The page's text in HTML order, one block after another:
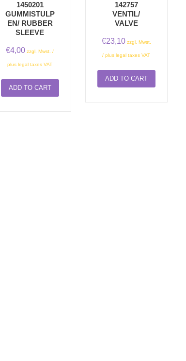
1450201
GUMMISTULP
EN/ RUBBER
SLEEVE
€4,00 zzgl. Mwst. /
plus legal taxes VAT
ADD TO CART
142757
VENTIL/
VALVE
€23,10 zzgl. Mwst.
/ plus legal taxes VAT
ADD TO CART